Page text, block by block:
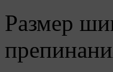
Размер